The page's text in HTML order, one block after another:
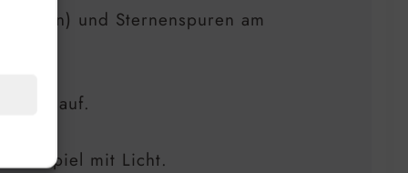
und Sternenspuren am
Spiel mit Licht.